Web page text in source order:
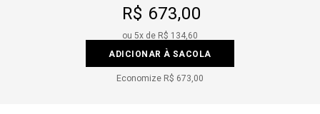
R$ 673,00
ou 5x de R$ 134,60
ADICIONAR À SACOLA
Economize R$ 673,00